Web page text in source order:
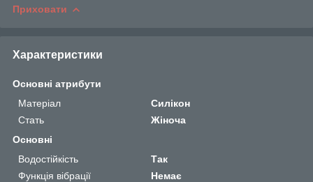
Приховати
Характеристики
Основні атрибути
Матеріал
Силікон
Стать
Жіноча
Основні
Водостійкість
Так
Функція вібрації
Немає